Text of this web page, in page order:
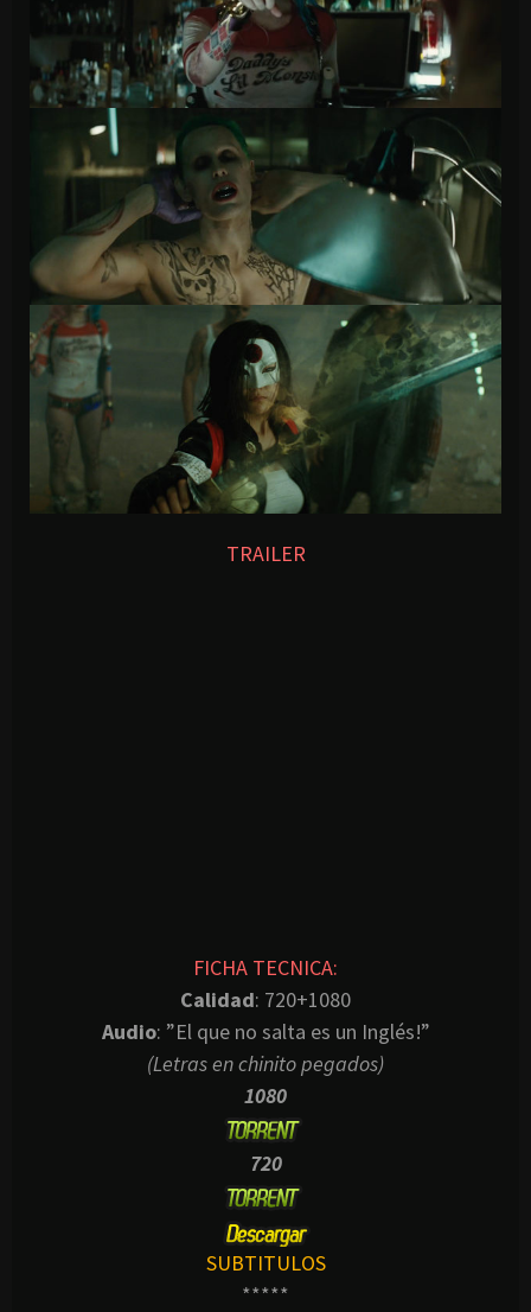
TRAILER
FICHA TECNICA:
Calidad: 720+1080
Audio: ”El que no salta es un Inglés!”
(Letras en chinito pegados)
1080
720
SUBTITULOS
*****